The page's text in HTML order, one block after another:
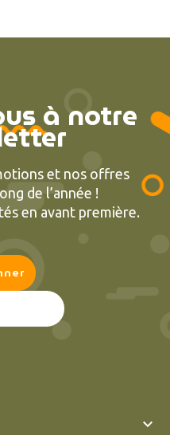
à notre
et nos offres
de l’année !
en avant première.
